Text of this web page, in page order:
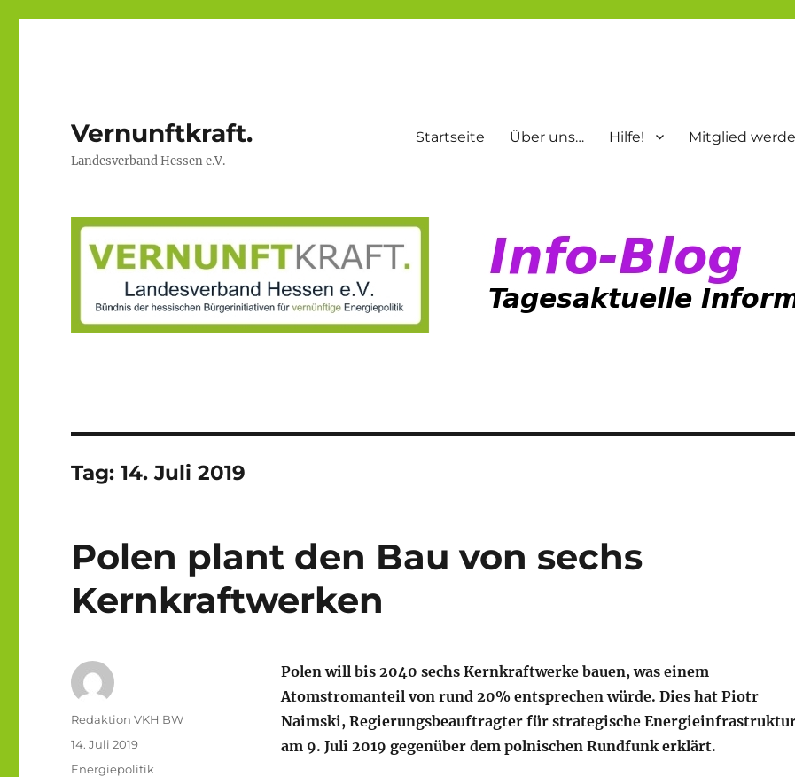
Vernunftkraft.
Landesverband Hessen e.V.
Startseite Über uns… Hilfe! Mitglied
Tag:14. Juli 2019
Polen plant den Bau von sechs
Kernkraftwerken
Polen will bis 2040 sechs Kernkraftwerke bauen, was einem
Atomstromanteil von rund 20% entsprechen würde. Dies hat Piotr
Naimski, Regierungsbeauftragter für strategische
am 9. Juli 2019 gegenüber dem polnischen Rundfunk erklärt.
Autor
Redaktion VKH BW
Veröffentlicht
14. Juli 2019
Kategorien
Energiepolitik